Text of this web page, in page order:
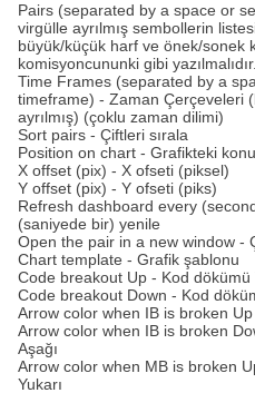
Pairs (separated by a space or
virgülle ayrılmış sembollerin
büyük/küçük harf ve önek/sonek
komisyoncununki gibi yazılmalıdır.
Time Frames (separated by a
timeframe) - Zaman Çerçeveleri
ayrılmış) (çoklu zaman dilimi)
Sort pairs - Çiftleri sırala
Position on chart - Grafikteki
X offset (pix) - X ofseti (piksel)
Y offset (pix) - Y ofseti (piks)
Refresh dashboard every
(saniyede bir) yenile
Open the pair in a new window -
Chart template - Grafik şablonu
Code breakout Up - Kod dökümü
Code breakout Down - Kod
Arrow color when IB is broken Up
Arrow color when IB is broken
Aşağı
Arrow color when MB is broken
Yukarı